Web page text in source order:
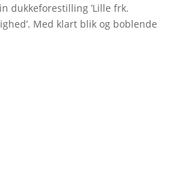
dukkeforestilling ’Lille frk.
Med klart blik og boblende